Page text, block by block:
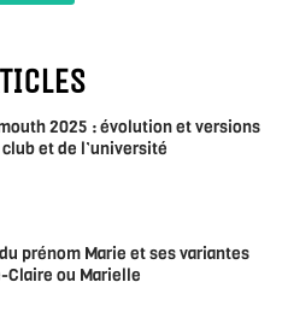
2025 : évolution et versions
et de l’université
prénom Marie et ses variantes
Claire ou Marielle